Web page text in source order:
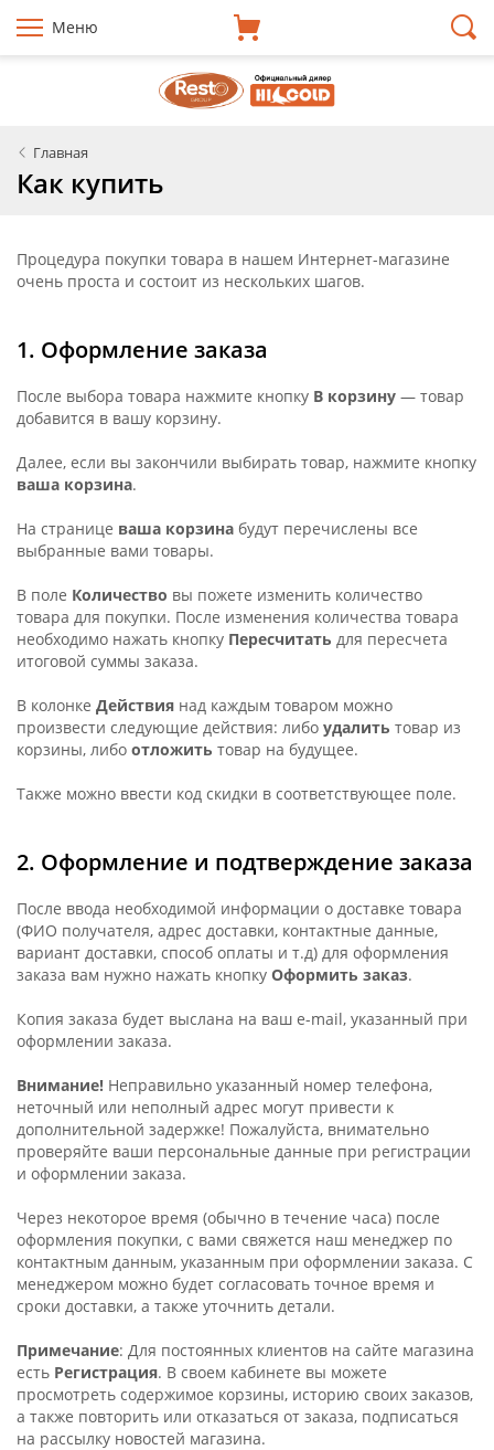
Меню
Главная
Как купить
Процедура покупки товара в нашем Интернет-магазине
очень проста и состоит из нескольких шагов.
1. Оформление заказа
После выбора товара нажмите кнопку В корзину — товар
добавится в вашу корзину.
Далее, если вы закончили выбирать товар, нажмите кнопку
ваша корзина.
На странице ваша корзина будут перечислены все
выбранные вами товары.
В поле Количество вы пожете изменить количество
товара для покупки. После изменения количества товара
необходимо нажать кнопку Пересчитать для пересчета
итоговой суммы заказа.
В колонке Действия над каждым товаром можно
произвести следующие действия: либо удалить товар из
корзины, либо отложить товар на будущее.
Также можно ввести код скидки в соответствующее поле.
2. Оформление и подтверждение заказа
После ввода необходимой информации о доставке товара
(ФИО получателя, адрес доставки, контактные данные,
вариант доставки, способ оплаты и т.д) для оформления
заказа вам нужно нажать кнопку Оформить заказ.
Копия заказа будет выслана на ваш e-mail, указанный при
оформлении заказа.
Внимание! Неправильно указанный номер телефона,
неточный или неполный адрес могут привести к
дополнительной задержке! Пожалуйста, внимательно
проверяйте ваши персональные данные при регистрации
и оформлении заказа.
Через некоторое время (обычно в течение часа) после
оформления покупки, с вами свяжется наш менеджер по
контактным данным, указанным при оформлении заказа. С
менеджером можно будет согласовать точное время и
сроки доставки, а также уточнить детали.
Примечание: Для постоянных клиентов на сайте магазина
есть Регистрация. В своем кабинете вы можете
просмотреть содержимое корзины, историю своих заказов,
а также повторить или отказаться от заказа, подписаться
на рассылку новостей магазина.